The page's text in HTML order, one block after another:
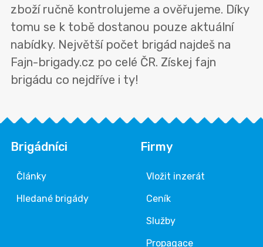
zboží ručně kontrolujeme a ověřujeme. Díky
tomu se k tobě dostanou pouze aktuální
nabídky. Největší počet brigád najdeš na
Fajn-brigady.cz po celé ČR. Získej fajn
brigádu co nejdříve i ty!
Brigádníci
Články
Hledané brigády
Firmy
Vložit inzerát
Ceník
Služby
Propagace